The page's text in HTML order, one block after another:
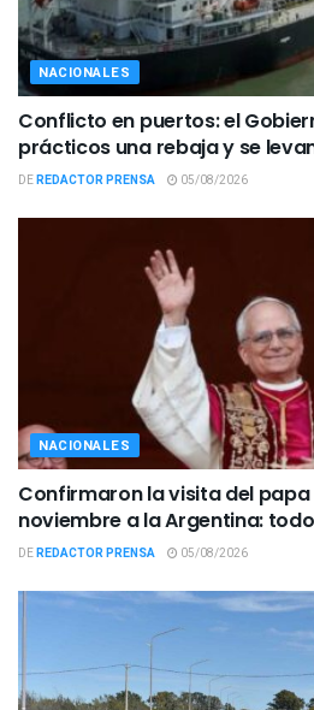
NACIONALES
Conflicto en puertos: el
prácticos una rebaja y se
DEREDACTOR PRENSA 05/08/2026
NACIONALES
Confirmaron la visita del papa
noviembre a la Argentina:
DEREDACTOR PRENSA 05/08/2026